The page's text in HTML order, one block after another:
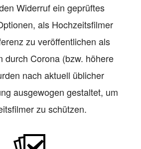
Widerruf ein geprüftes
als Hochzeitsfilmer
zu veröffentlichen als
durch Corona (bzw. höhere
nach aktuell üblicher
ausgewogen gestaltet, um
zu schützen.